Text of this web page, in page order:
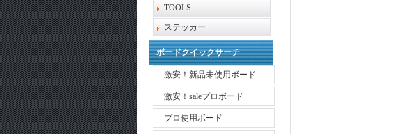
TOOLS
ステッカー
ボードクイックサーチ
激安！新品未使用ボード
激安！saleプロボード
プロ使用ボード